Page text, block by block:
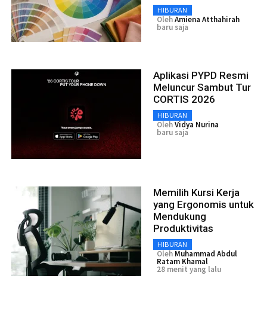
HIBURAN
OlehAmiena Atthahirah
baru saja
Aplikasi PYPD Resmi
Meluncur Sambut Tur
CORTIS 2026
HIBURAN
OlehVidya Nurina
baru saja
Memilih Kursi Kerja
yang Ergonomis untuk
Mendukung
Produktivitas
HIBURAN
Oleh Muhammad Abdul
Ratam Khamal
28 menit yang lalu